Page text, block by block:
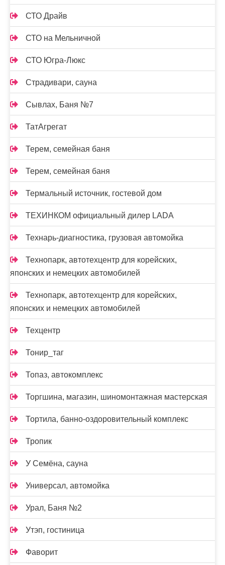
СТО Драйв
СТО на Мельничной
СТО Югра-Люкс
Страдивари, сауна
Сывлах, Баня №7
ТатАгрегат
Терем, семейная баня
Терем, семейная баня
Термальный источник, гостевой дом
ТЕХИНКОМ официальный дилер LADA
Технарь-диагностика, грузовая автомойка
Технопарк, автотехцентр для корейских,
японских и немецких автомобилей
Технопарк, автотехцентр для корейских,
японских и немецких автомобилей
Техцентр
Тонир_таг
Топаз, автокомплекс
Торгшина, магазин, шиномонтажная мастерская
Тортила, банно-оздоровительный комплекс
Тропик
У Семёна, сауна
Универсал, автомойка
Урал, Баня №2
Утэп, гостиница
Фаворит